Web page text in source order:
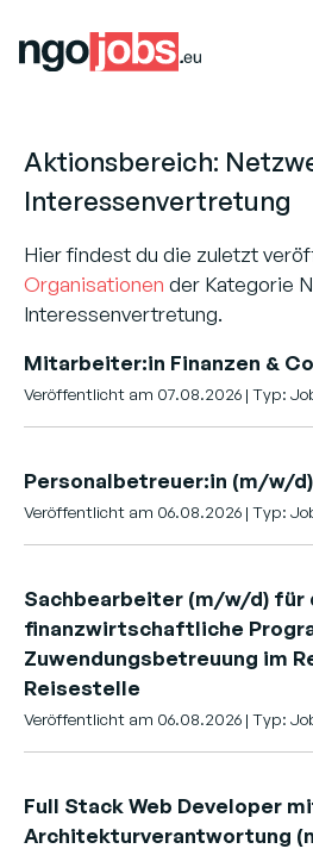
Aktionsbereich:
Interessenvertretung
Hier findest du die zuletzt
Organisationen der Kategorie
Interessenvertretung.
Mitarbeiter:in Finanzen &
Veröffentlicht am 07.08.2026 | Typ:
Personalbetreuer:in (m/w/d)
Veröffentlicht am 06.08.2026 | Typ:
Sachbearbeiter (m/w/d) für
finanzwirtschaftliche
Zuwendungsbetreuung im
Reisestelle
Veröffentlicht am 06.08.2026 | Typ:
Full Stack Web Developer
Architekturverantwortung